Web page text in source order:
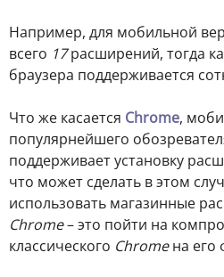
Например, для мобильной
всего 17расширений, тогда
браузера поддерживается
Что же касается Chrome,
популярнейшего
поддерживает установку
что может сделать в этом
использовать магазинные
Chrome– это пойти на
классического Chromeна его